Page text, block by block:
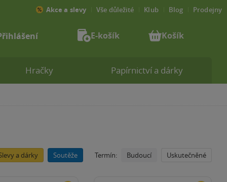
a dárky Soutěže Termín: Budoucí Uskutečněné
Hračky Papírnictví a dárky
Akce a slevy Vše důležité Klub Blog Prodejny
E-košík Košík